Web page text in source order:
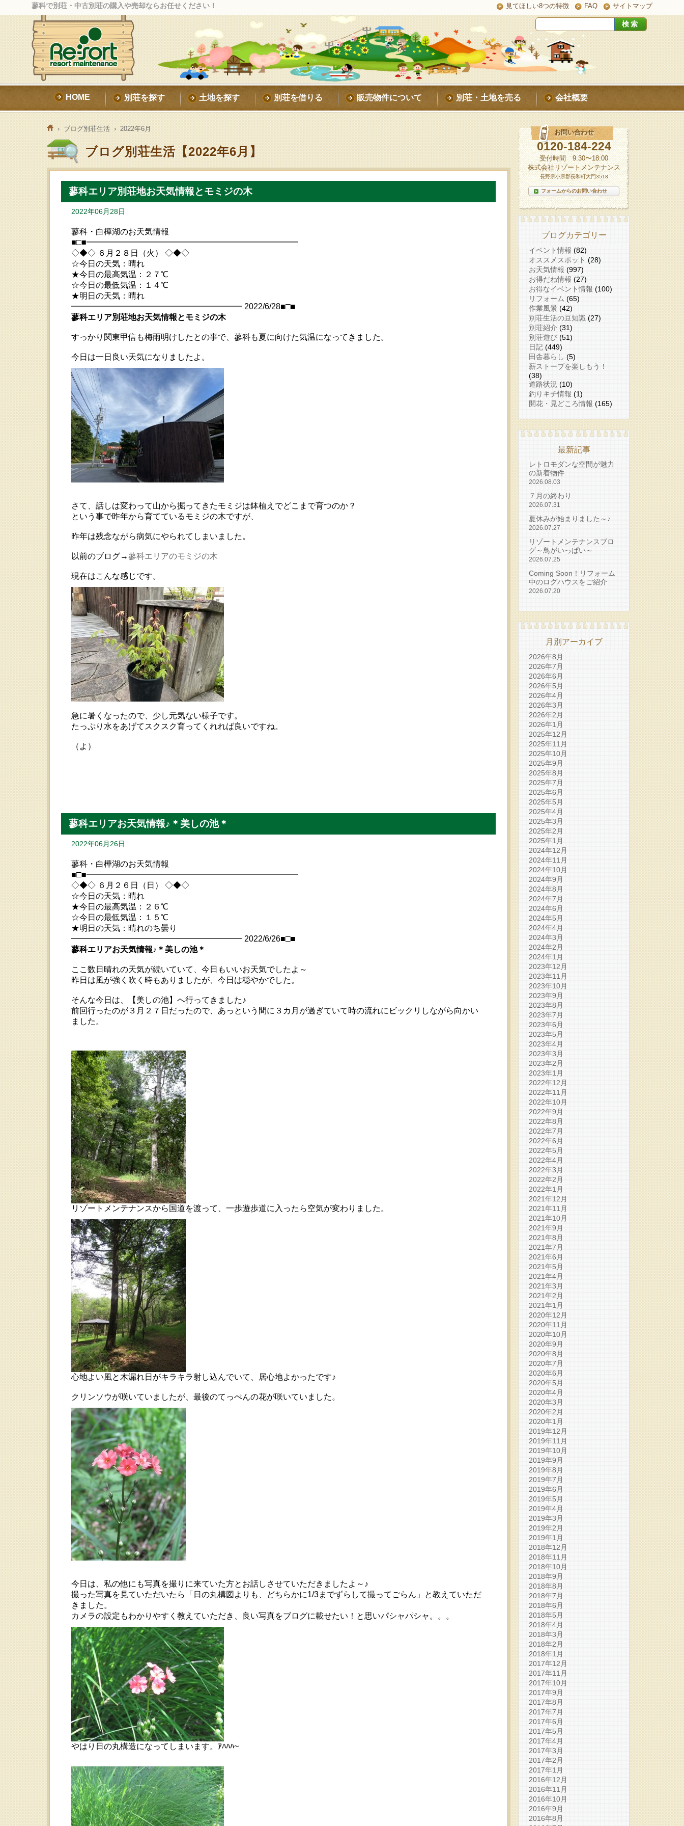
蓼科で別荘・中古別荘の購入や売却ならお任せください！ 見てほしい8つの特徴 FAQ サイトマップ
HOME 別荘を探す 土地を探す 別荘を借りる 販売物件について 別荘・土地を売る 会社概要
›ブログ別荘生活› 2022年6月
ブログ別荘生活【2022年6月】
蓼科エリア別荘地お天気情報とモミジの木
2022年06月28日
蓼科・白樺湖のお天気情報
■□■━━━━━━━━━━━━━━━━━━━━━━━━━━
◇◆◇ ６月２８日（火） ◇◆◇
☆今日の天気：晴れ
★今日の最高気温：２７℃
☆今日の最低気温：１４℃
★明日の天気：晴れ
━━━━━━━━━━━━━━━━━━━━━ 2022/6/28■□■
蓼科エリア別荘地お天気情報とモミジの木
すっかり関東甲信も梅雨明けしたとの事で、蓼科も夏に向けた気温になってきました。
今日は一日良い天気になりましたよ。
さて、話しは変わって山から掘ってきたモミジは鉢植えでどこまで育つのか？
という事で昨年から育てているモミジの木ですが、
昨年は残念ながら病気にやられてしまいました。
以前のブログ→蓼科エリアのモミジの木
現在はこんな感じです。
急に暑くなったので、少し元気ない様子です。
たっぷり水をあげてスクスク育ってくれれば良いですね。
（よ）
蓼科エリアお天気情報♪＊美しの池＊
2022年06月26日
蓼科・白樺湖のお天気情報
■□■━━━━━━━━━━━━━━━━━━━━━━━━━━
◇◆◇ ６月２６日（日） ◇◆◇
☆今日の天気：晴れ
★今日の最高気温：２６℃
☆今日の最低気温：１５℃
★明日の天気：晴れのち曇り
━━━━━━━━━━━━━━━━━━━━━ 2022/6/26■□■
蓼科エリアお天気情報♪＊美しの池＊
ここ数日晴れの天気が続いていて、今日もいいお天気でしたよ～
昨日は風が強く吹く時もありましたが、今日は穏やかでした。
そんな今日は、【美しの池】へ行ってきました♪
前回行ったのが３月２７日だったので、あっという間に３カ月が過ぎていて時の流れにビックリしながら向かい
ました。
リゾートメンテナンスから国道を渡って、一歩遊歩道に入ったら空気が変わりました。
心地よい風と木漏れ日がキラキラ射し込んでいて、居心地よかったです♪
クリンソウが咲いていましたが、最後のてっぺんの花が咲いていました。
今日は、私の他にも写真を撮りに来ていた方とお話しさせていただきましたよ～♪
撮った写真を見ていただいたら「日の丸構図よりも、どちらかに1/3までずらして撮ってごらん」と教えていただ
きました。
カメラの設定もわかりやすく教えていただき、良い写真をブログに載せたい！と思いパシャパシャ。。。
やはり日の丸構造になってしまいます。ｱﾊﾊﾊ~
お問い合わせ
0120-184-224
受付時間 9:30〜18:00
株式会社リゾートメンテナンス
長野県小県郡長和町大門3518
フォームからのお問い合わせ
ブログカテゴリー
イベント情報 (82)
オススメスポット (28)
お天気情報 (997)
お得だね情報 (27)
お得なイベント情報 (100)
リフォーム (65)
作業風景 (42)
別荘生活の豆知識 (27)
別荘紹介 (31)
別荘遊び (51)
日記 (449)
田舎暮らし (5)
薪ストーブを楽しもう！
(38)
道路状況 (10)
釣りキチ情報 (1)
開花・見どころ情報 (165)
最新記事
レトロモダンな空間が魅力
の新着物件
2026.08.03
７月の終わり
2026.07.31
夏休みが始まりました～♪
2026.07.27
リゾートメンテナンスブロ
グ～鳥がいっぱい～
2026.07.25
Coming Soon！リフォーム
中のログハウスをご紹介
2026.07.20
月別アーカイブ
2026年8月
2026年7月
2026年6月
2026年5月
2026年4月
2026年3月
2026年2月
2026年1月
2025年12月
2025年11月
2025年10月
2025年9月
2025年8月
2025年7月
2025年6月
2025年5月
2025年4月
2025年3月
2025年2月
2025年1月
2024年12月
2024年11月
2024年10月
2024年9月
2024年8月
2024年7月
2024年6月
2024年5月
2024年4月
2024年3月
2024年2月
2024年1月
2023年12月
2023年11月
2023年10月
2023年9月
2023年8月
2023年7月
2023年6月
2023年5月
2023年4月
2023年3月
2023年2月
2023年1月
2022年12月
2022年11月
2022年10月
2022年9月
2022年8月
2022年7月
2022年6月
2022年5月
2022年4月
2022年3月
2022年2月
2022年1月
2021年12月
2021年11月
2021年10月
2021年9月
2021年8月
2021年7月
2021年6月
2021年5月
2021年4月
2021年3月
2021年2月
2021年1月
2020年12月
2020年11月
2020年10月
2020年9月
2020年8月
2020年7月
2020年6月
2020年5月
2020年4月
2020年3月
2020年2月
2020年1月
2019年12月
2019年11月
2019年10月
2019年9月
2019年8月
2019年7月
2019年6月
2019年5月
2019年4月
2019年3月
2019年2月
2019年1月
2018年12月
2018年11月
2018年10月
2018年9月
2018年8月
2018年7月
2018年6月
2018年5月
2018年4月
2018年3月
2018年2月
2018年1月
2017年12月
2017年11月
2017年10月
2017年9月
2017年8月
2017年7月
2017年6月
2017年5月
2017年4月
2017年3月
2017年2月
2017年1月
2016年12月
2016年11月
2016年10月
2016年9月
2016年8月